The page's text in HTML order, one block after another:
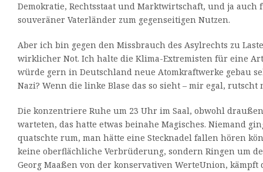
Demokratie, Rechtsstaat und Marktwirtschaft, und ja auch
souveräner Vaterländer zum gegenseitigen Nutzen.
Aber ich bin gegen den Missbrauch des Asylrechts zu
wirklicher Not. Ich halte die Klima-Extremisten für eine
würde gern in Deutschland neue Atomkraftwerke gebau
Nazi? Wenn die linke Blase das so sieht – mir egal,
Die konzentriere Ruhe um 23 Uhr im Saal, obwohl
warteten, das hatte etwas beinahe Magisches. Niemand
quatschte rum, man hätte eine Stecknadel fallen hören
keine oberflächliche Verbrüderung, sondern Ringen um
Georg Maaßen von der konservativen WerteUnion,